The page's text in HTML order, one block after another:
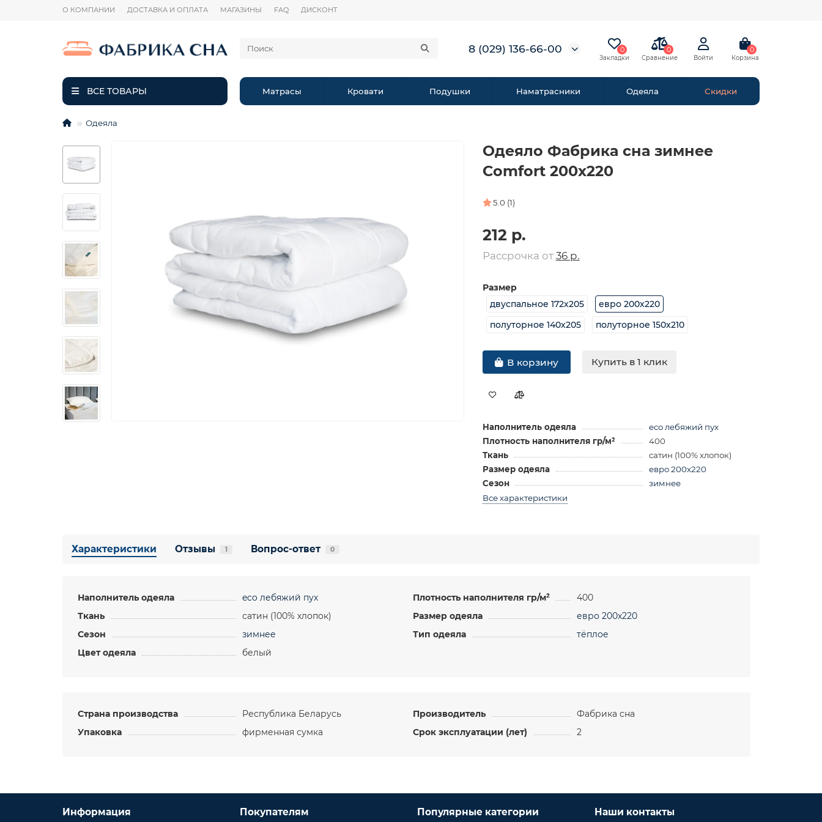
О КОМПАНИИ ДОСТАВКА И ОПЛАТА МАГАЗИНЫ FAQ ДИСКОНТ
8 (029) 136-66-00 0 0 0
ВСЕ ТОВАРЫ Матрасы Кровати Подушки Наматрасники Одеяла Скидки
Одеяла
Одеяло Фабрика сна зимнее
Comfort 200х220
5.0 (1)
212 р.
Рассрочка от 36 р.
Размер
двуспальное 172х205
евро 200х220
полуторное 140х205
полуторное 150х210
В корзину Купить в 1 клик
Наполнитель одеяла
eco лебяжий пух
Плотность наполнителя гр/м²
400
Ткань
сатин (100% хлопок)
Размер одеяла
евро 200х220
Сезон
зимнее
Все характеристики
Характеристики Отзывы 1 Вопрос-ответ 0
Наполнитель одеяла eco лебяжий пух Плотность наполнителя гр/м²
400
Ткань
сатин (100% хлопок) Размер одеяла
евро 200х220
Сезон
зимнее Тип одеяла
тёплое
Цвет одеяла
белый
Страна производства Республика Беларусь Производитель
Фабрика сна
Упаковка
фирменная сумка Срок эксплуатации (лет) 2
Информация Покупателям Популярные категории Наши контакты